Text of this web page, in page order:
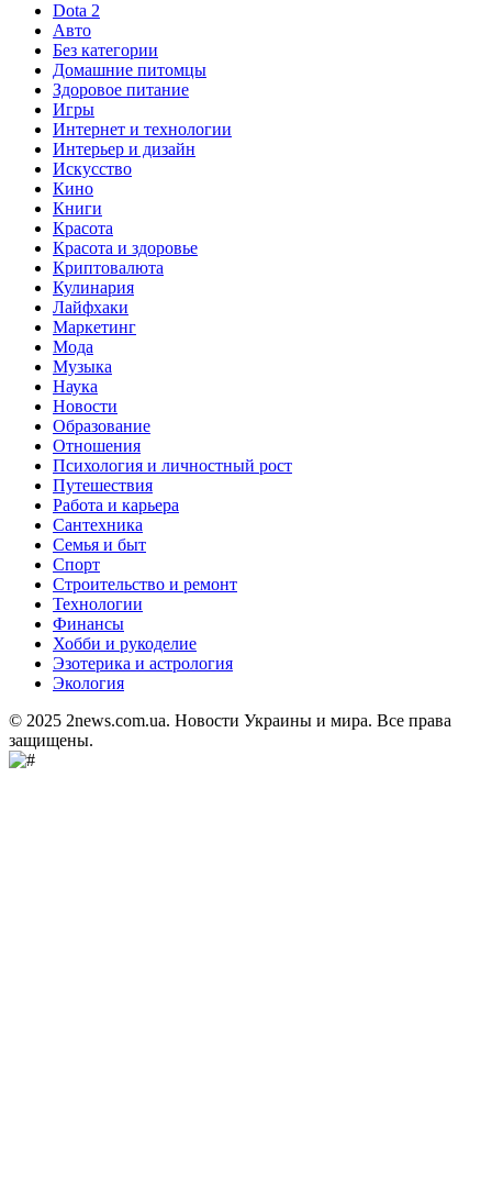
Dota 2
Авто
Без категории
Домашние питомцы
Здоровое питание
Игры
Интернет и технологии
Интерьер и дизайн
Искусство
Кино
Книги
Красота
Красота и здоровье
Криптовалюта
Кулинария
Лайфхаки
Маркетинг
Мода
Музыка
Наука
Новости
Образование
Отношения
Психология и личностный рост
Путешествия
Работа и карьера
Сантехника
Семья и быт
Спорт
Строительство и ремонт
Технологии
Финансы
Хобби и рукоделие
Эзотерика и астрология
Экология
© 2025 2news.com.ua. Новости Украины и мира. Все права
защищены.